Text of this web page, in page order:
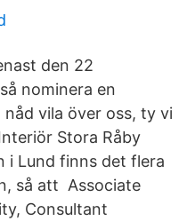
den 22
nominera en
vila över oss, ty vi
Stora Råby
i Lund finns det flera
så att Associate
Consultant